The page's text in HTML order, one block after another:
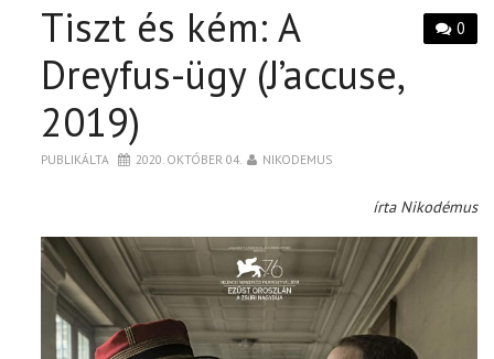
0
Tiszt és kém: A
Dreyfus-ügy (J’accuse,
2019)
PUBLIKÁLTA 2020. OKTÓBER 04. NIKODEMUS
írta Nikodémus